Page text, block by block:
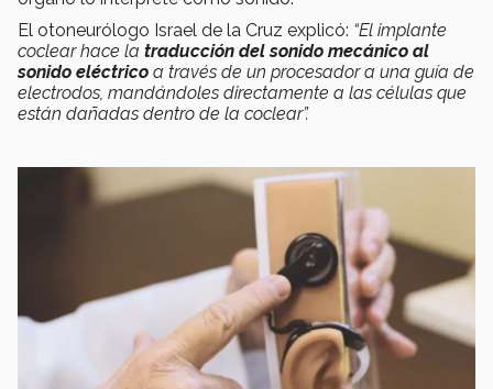
El otoneurólogo Israel de la Cruz explicó: “El implante
coclear hace la traducción del sonido mecánico al
sonido eléctrico a través de un procesador a una guía de
electrodos, mandándoles directamente a las células que
están dañadas dentro de la coclear”.